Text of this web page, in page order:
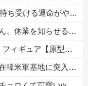
に、経歴自体はとんでもないものだが……
り紙に応援コメントが続々と
ギュア【原型公開】
突入した韓国学生、即逮捕